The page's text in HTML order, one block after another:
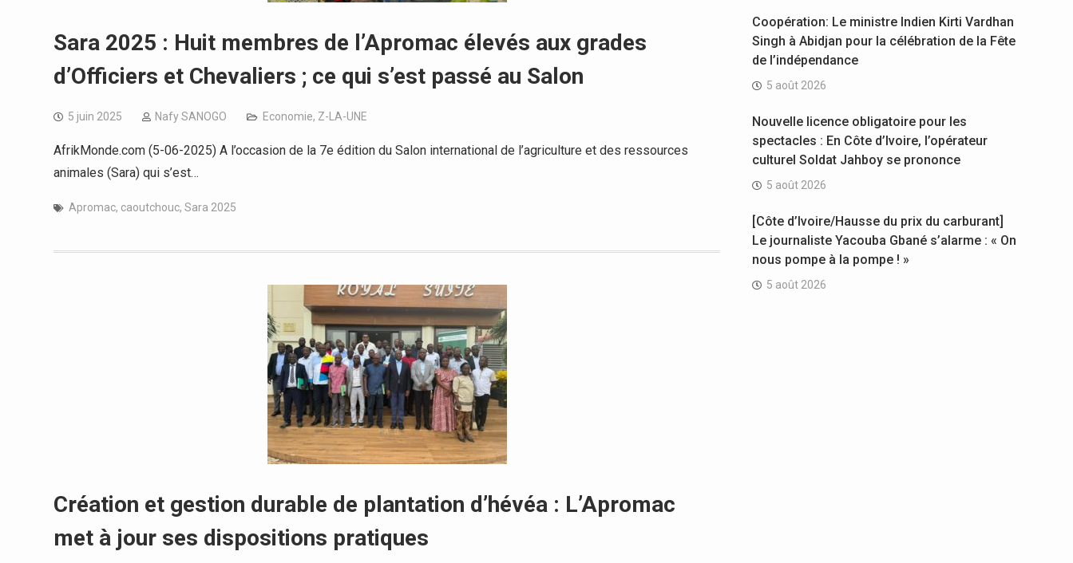
Sara 2025 : Huit membres de l’Apromac élevés aux grades
d’Officiers et Chevaliers ; ce qui s’est passé au Salon
5 juin 2025 Nafy SANOGO Economie, Z-LA-UNE
AfrikMonde.com (5-06-2025) A l’occasion de la 7e édition du Salon international de l’agriculture et des ressources
animales (Sara) qui s’est…
Apromac, caoutchouc, Sara 2025
Création et gestion durable de plantation d’hévéa : L’Apromac
met à jour ses dispositions pratiques
Coopération: Le ministre Indien Kirti Vardhan
Singh à Abidjan pour la célébration de la Fête
de l’indépendance
5 août 2026
Nouvelle licence obligatoire pour les
spectacles : En Côte d’Ivoire, l’opérateur
culturel Soldat Jahboy se prononce
5 août 2026
[Côte d’Ivoire/Hausse du prix du carburant]
Le journaliste Yacouba Gbané s’alarme : « On
nous pompe à la pompe ! »
5 août 2026